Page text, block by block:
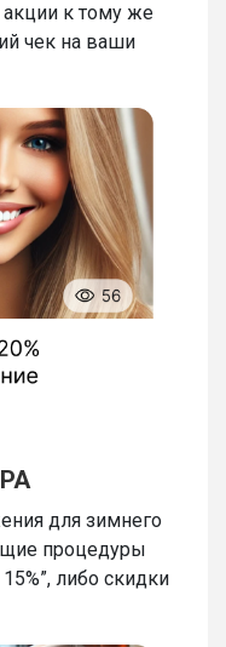
к тому же
чек на ваши
для зимнего
процедуры
либо скидки